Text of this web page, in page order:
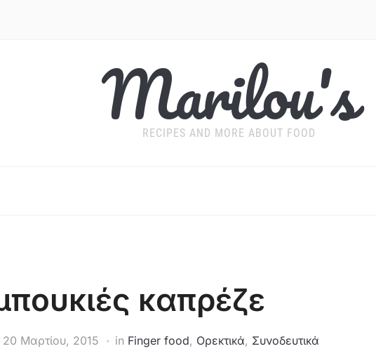
Marilou's
RECIPES AND MORE ABOUT FOOD
καπρέζε
20 Μαρτίου, 2015 in Finger food, Ορεκτικά, Συνοδευτικά